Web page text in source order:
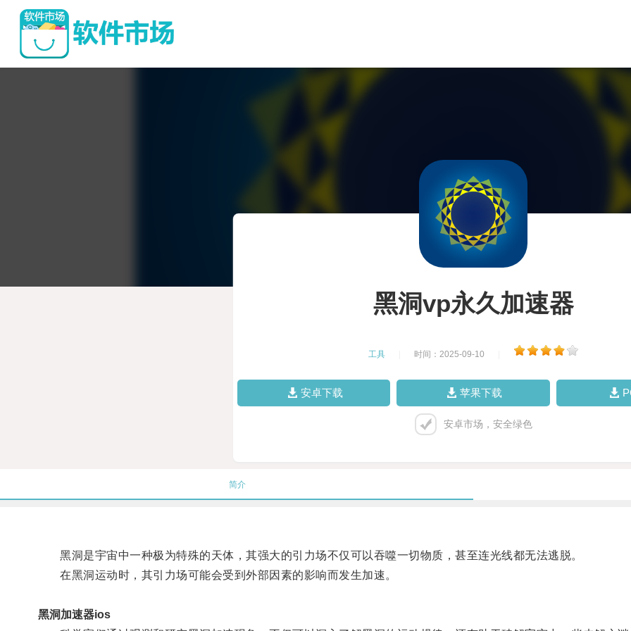
黑洞vp永久加速器
工具 时间：2025-09-10
安卓下载 苹果下载
安卓市场，安全绿色
简介
黑洞是宇宙中一种极为特殊的天体，其强大的引力场不仅可以吞噬一切物质，甚至连光线都无法逃脱。
在黑洞运动时，其引力场可能会受到外部因素的影响而发生加速。
黑洞加速器ios